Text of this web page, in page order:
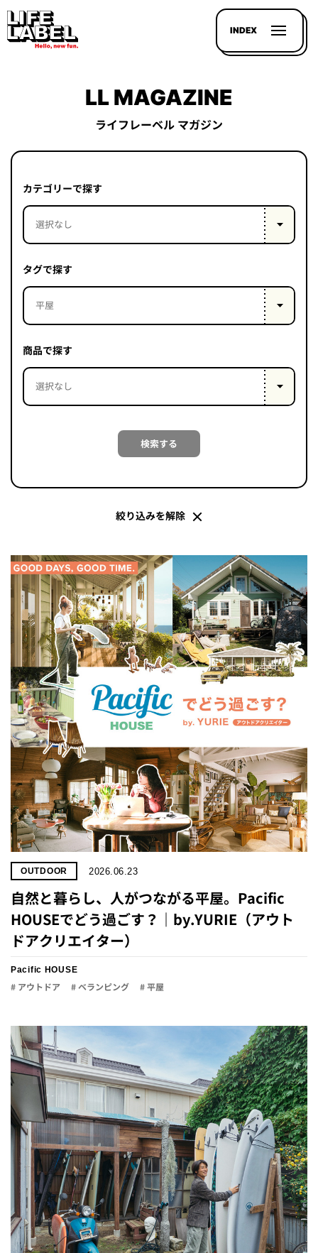
INDEX
UP
PROJECT
LIFE
LABEL
はい
会社概
要
企業の
方へ
お問い
合わせ
プライ
バシー
ポリシ
ー
採用情
報
LL MAGAZINE
ライフレーベル マガジン
カテゴリーで探す
タグで探す
商品で探す
検索する
絞り込みを解除
OUTDOOR 2026.06.23
自然と暮らし、人がつながる平屋。Pacific
HOUSEでどう過ごす？｜by.YURIE（アウト
ドアクリエイター）
Pacific HOUSE
# アウトドア # ベランピング # 平屋